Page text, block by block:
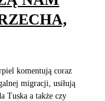
komentują coraz
migracji, usiłują
Tuska a także czy